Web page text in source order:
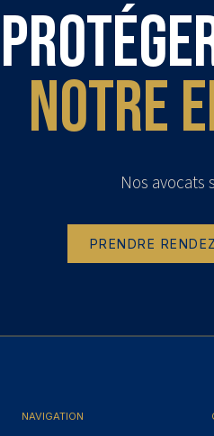
notre
Nos avocats
PRENDRE
NAVIGATION